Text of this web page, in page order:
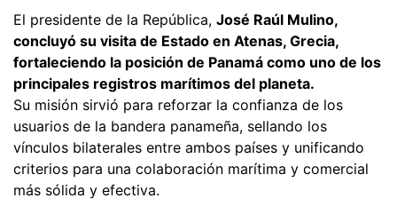
El presidente de la República, José Raúl Mulino,
concluyó su visita de Estado en Atenas, Grecia,
fortaleciendo la posición de Panamá como uno de los
principales registros marítimos del planeta.
Su misión sirvió para reforzar la confianza de los
usuarios de la bandera panameña, sellando los
vínculos bilaterales entre ambos países y unificando
criterios para una colaboración marítima y comercial
más sólida y efectiva.